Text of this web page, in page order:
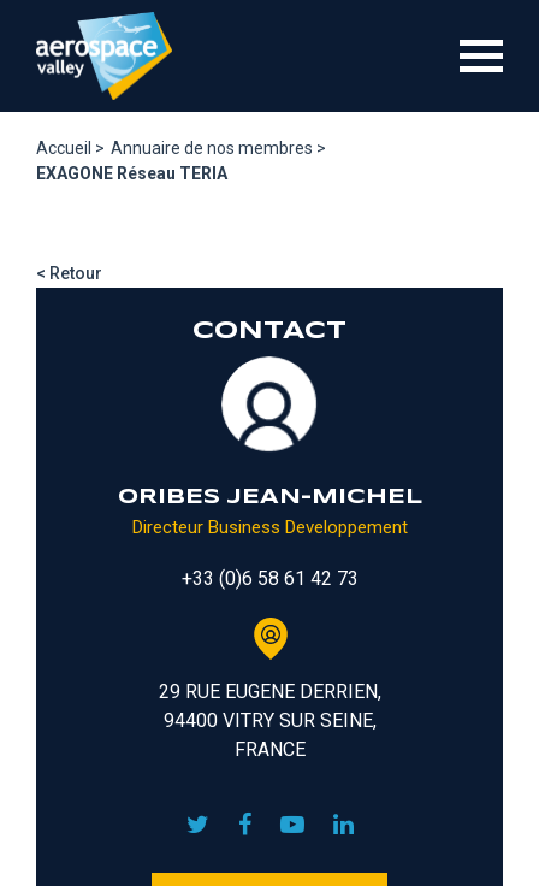
contenu
Accueil > Annuaire de nos membres >
EXAGONE Réseau TERIA
< Retour
CONTACT
ORIBES JEAN-MICHEL
Directeur Business Developpement
+33 (0)6 58 61 42 73
29 RUE EUGENE DERRIEN,
94400 VITRY SUR SEINE,
FRANCE